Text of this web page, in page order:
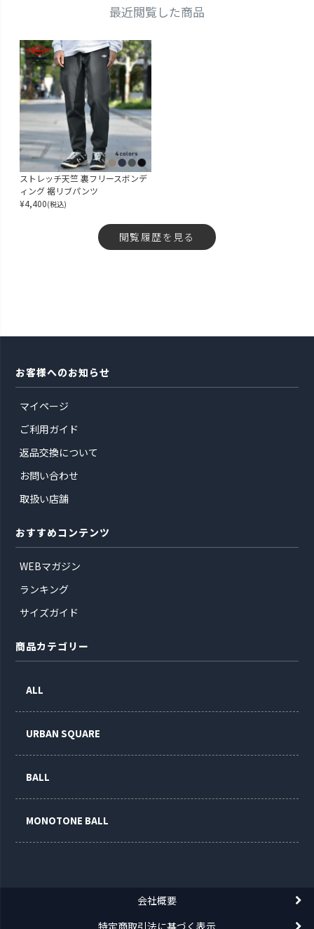
最近閲覧した商品
ストレッチ天竺 裏フリースボンデ
ィング 裾リブパンツ
¥4,400(税込)
閲覧履歴を見る
お客様へのお知らせ
マイページ
ご利用ガイド
返品交換について
お問い合わせ
取扱い店舗
おすすめコンテンツ
WEBマガジン
ランキング
サイズガイド
商品カテゴリー
ALL
URBAN SQUARE
BALL
MONOTONE BALL
会社概要
特定商取引法に基づく表示